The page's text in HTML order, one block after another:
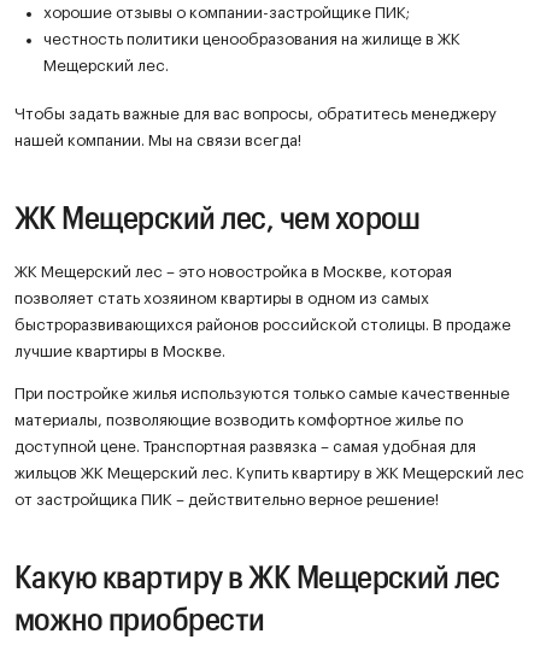
хорошие отзывы о компании-застройщике ПИК;
честность политики ценообразования на жилище в ЖК
Мещерский лес.
Чтобы задать важные для вас вопросы, обратитесь менеджеру
нашей компании. Мы на связи всегда!
ЖК Мещерский лес, чем хорош
ЖК Мещерский лес – это новостройка в Москве, которая
позволяет стать хозяином квартиры в одном из самых
быстроразвивающихся районов российской столицы. В продаже
лучшие квартиры в Москве.
При постройке жилья используются только самые качественные
материалы, позволяющие возводить комфортное жилье по
доступной цене. Транспортная развязка – самая удобная для
жильцов ЖК Мещерский лес. Купить квартиру в ЖК Мещерский лес
от застройщика ПИК – действительно верное решение!
Какую квартиру в ЖК Мещерский лес
можно приобрести